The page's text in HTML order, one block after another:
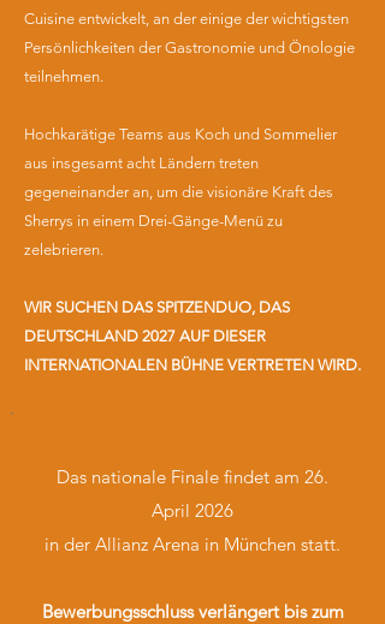
Cuisine entwickelt, an der einige der wichtigsten
Persönlichkeiten der Gastronomie und Önologie
teilnehmen.
Hochkarätige Teams aus Koch und Sommelier
aus insgesamt acht Ländern treten
gegeneinander an, um die visionäre Kraft des
Sherrys in einem Drei-Gänge-Menü zu
zelebrieren.
WIR SUCHEN DAS SPITZENDUO, DAS
DEUTSCHLAND 2027 AUF DIESER
INTERNATIONALEN BÜHNE VERTRETEN WIRD.
Das nationale Finale findet am 26.
April 2026
in der Allianz Arena in München statt.
Bewerbungsschluss verlängert bis zum